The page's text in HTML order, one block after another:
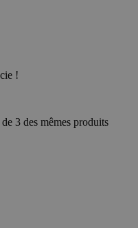
!
3 des mêmes produits